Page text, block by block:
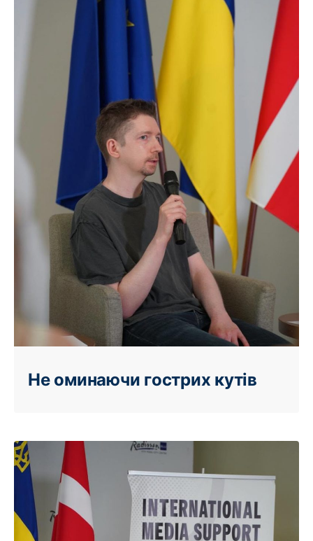
Не оминаючи гострих кутів